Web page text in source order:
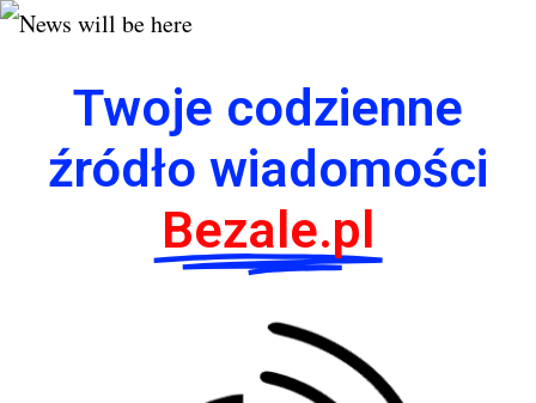
Twoje codzienne
źródło wiadomości
Bezale.pl